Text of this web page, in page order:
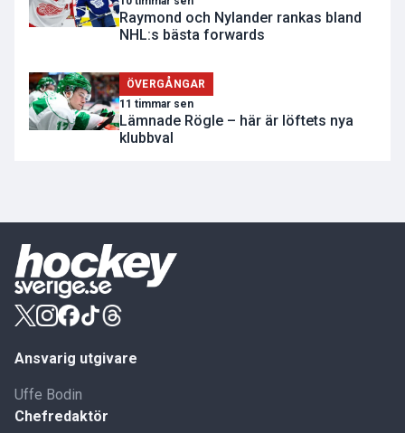
Raymond och Nylander rankas bland
NHL:s bästa forwards
ÖVERGÅNGAR
11 timmar sen
Lämnade Rögle – här är löftets nya
klubbval
Ansvarig utgivare
Uffe Bodin
Chefredaktör